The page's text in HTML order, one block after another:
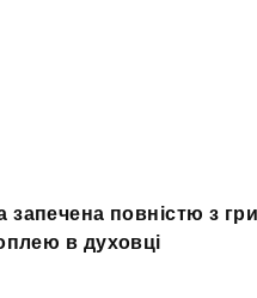
запечена повністю з
в духовці